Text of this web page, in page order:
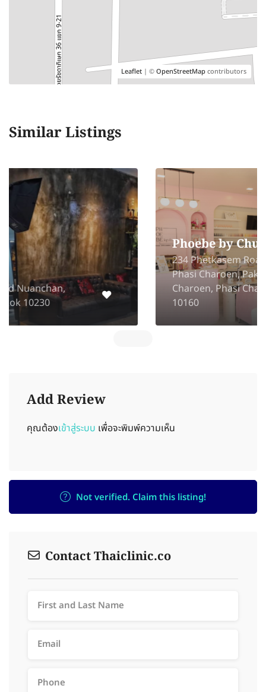
Leaflet | ©OpenStreetMapcontributors
Similar Listings
Phoebe by Chuu
234 Phetkasem Road, Pakklong
Phasi Charoen, Pak Khlong Phasi
Charoen, Phasi Charoen, Bangkok
10160
Add Review
คุณต้องเข้าสู่ระบบ เพื่อจะพิมพ์ความเห็น
Not verified. Claim this listing!
Contact Thaiclinic.co